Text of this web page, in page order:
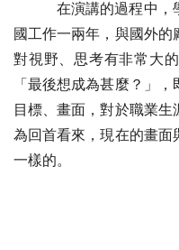
在演講的過程中，
國工作一兩年，與國外的
對視野、思考有非常大
「最後想成為甚麼？」
目標、畫面，對於職業
為回首看來，現在的畫面
一樣的。